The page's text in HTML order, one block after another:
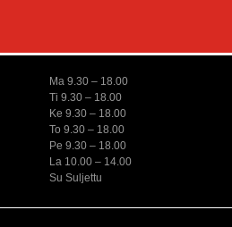
Ma 9.30 – 18.00
Ti 9.30 – 18.00
Ke 9.30 – 18.00
To 9.30 – 18.00
Pe 9.30 – 18.00
La 10.00 – 14.00
Su Suljettu